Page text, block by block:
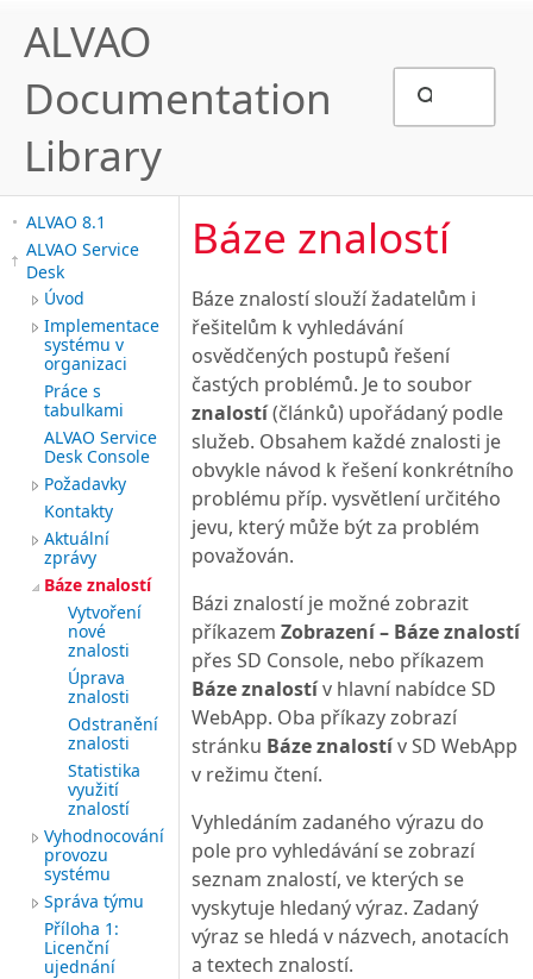
ALVAO
Documentation
Library
ALVAO 8.1
ALVAO Service
Desk
Úvod
Implementace
systému v
organizaci
Práce s
tabulkami
ALVAO Service
Desk Console
Požadavky
Kontakty
Aktuální
zprávy
Báze znalostí
Vytvoření
nové
znalosti
Úprava
znalosti
Odstranění
znalosti
Statistika
využití
znalostí
Vyhodnocování
provozu
systému
Správa týmu
Příloha 1:
Licenční
ujednání
Báze znalostí
Báze znalostí slouží žadatelům i
řešitelům k vyhledávání
osvědčených postupů řešení
častých problémů. Je to soubor
znalostí(článků) upořádaný podle
služeb. Obsahem každé znalosti je
obvykle návod k řešení konkrétního
problému příp. vysvětlení určitého
jevu, který může být za problém
považován.
Bázi znalostí je možné zobrazit
příkazem Zobrazení – Báze znalostí
přes SD Console, nebo příkazem
Báze znalostív hlavní nabídce SD
WebApp. Oba příkazy zobrazí
stránku Báze znalostív SD WebApp
v režimu čtení.
Vyhledáním zadaného výrazu do
pole pro vyhledávání se zobrazí
seznam znalostí, ve kterých se
vyskytuje hledaný výraz. Zadaný
výraz se hledá v názvech, anotacích
a textech znalostí.